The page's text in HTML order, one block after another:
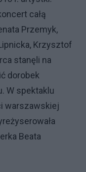
całą
Przemyk,
Krzysztof
stanęli na
dorobek
W spektaklu
warszawskiej
Beata